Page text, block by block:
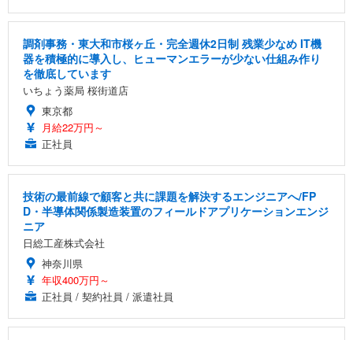
調剤事務・東大和市桜ヶ丘・完全週休2日制 残業少なめ IT機
器を積極的に導入し、ヒューマンエラーが少ない仕組み作り
を徹底しています
いちょう薬局 桜街道店
東京都
月給22万円～
正社員
技術の最前線で顧客と共に課題を解決するエンジニアへ/FP
D・半導体関係製造装置のフィールドアプリケーションエンジ
ニア
日総工産株式会社
神奈川県
年収400万円～
正社員 / 契約社員 / 派遣社員